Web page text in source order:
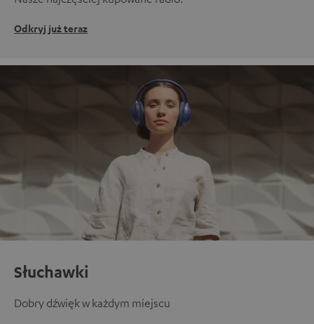
Odkryj już teraz
Słuchawki
Dobry dźwięk w każdym miejscu